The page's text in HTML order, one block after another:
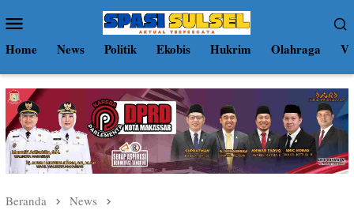
ke
kontenMobile
Home News Politik Ekobis Hukrim Olahraga
Beranda News